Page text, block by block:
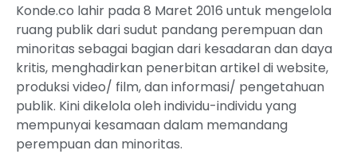
Konde.co lahir pada 8 Maret 2016 untuk mengelola
ruang publik dari sudut pandang perempuan dan
minoritas sebagai bagian dari kesadaran dan daya
kritis, menghadirkan penerbitan artikel di website,
produksi video/ film, dan informasi/ pengetahuan
publik. Kini dikelola oleh individu-individu yang
mempunyai kesamaan dalam memandang
perempuan dan minoritas.